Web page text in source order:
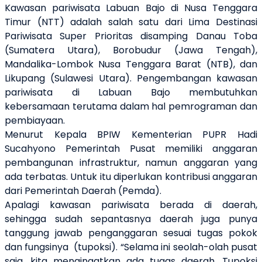
Kawasan pariwisata Labuan Bajo di Nusa Tenggara
Timur (NTT) adalah salah satu dari Lima Destinasi
Pariwisata Super Prioritas disamping Danau Toba
(Sumatera Utara), Borobudur (Jawa Tengah),
Mandalika-Lombok Nusa Tenggara Barat (NTB), dan
Likupang (Sulawesi Utara). Pengembangan kawasan
pariwisata di Labuan Bajo membutuhkan
kebersamaan terutama dalam hal pemrograman dan
pembiayaan.
Menurut Kepala BPIW Kementerian PUPR Hadi
Sucahyono Pemerintah Pusat memiliki anggaran
pembangunan infrastruktur, namun anggaran yang
ada terbatas. Untuk itu diperlukan kontribusi anggaran
dari Pemerintah Daerah (Pemda).
Apalagi kawasan pariwisata berada di daerah,
sehingga sudah sepantasnya daerah juga punya
tanggung jawab penganggaran sesuai tugas pokok
dan fungsinya (tupoksi). “Selama ini seolah-olah pusat